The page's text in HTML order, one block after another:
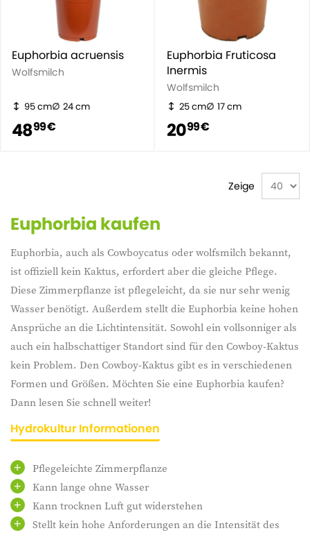
Euphorbia acruensis
Wolfsmilch
95 cm 24 cm
4899 €
Euphorbia Fruticosa
Inermis
Wolfsmilch
25 cm 17 cm
2099 €
Zeige
Euphorbia kaufen
Euphorbia, auch als Cowboycatus oder wolfsmilch bekannt,
ist offiziell kein Kaktus, erfordert aber die gleiche Pflege.
Diese Zimmerpflanze ist pflegeleicht, da sie nur sehr wenig
Wasser benötigt. Außerdem stellt die Euphorbia keine hohen
Ansprüche an die Lichtintensität. Sowohl ein vollsonniger als
auch ein halbschattiger Standort sind für den Cowboy-Kaktus
kein Problem. Den Cowboy-Kaktus gibt es in verschiedenen
Formen und Größen. Möchten Sie eine Euphorbia kaufen?
Dann lesen Sie schnell weiter!
Hydrokultur Informationen
Pflegeleichte Zimmerpflanze
Kann lange ohne Wasser
Kann trocknen Luft gut widerstehen
Stellt kein hohe Anforderungen an die Intensität des